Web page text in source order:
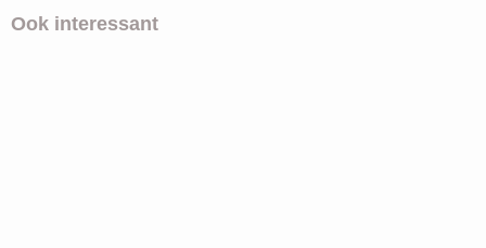
Ook interessant